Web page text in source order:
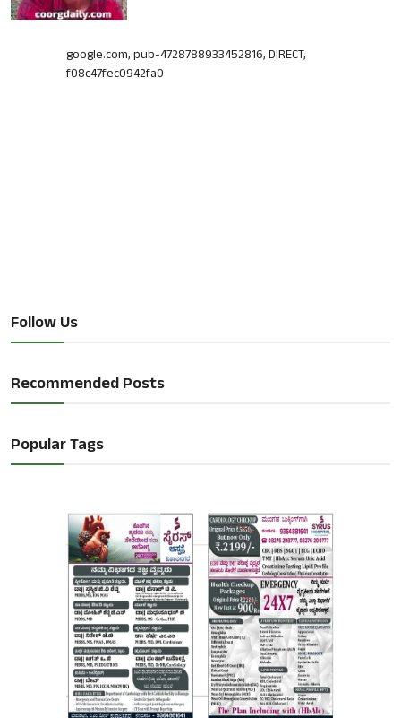
google.com, pub-4728788933452816, DIRECT,
f08c47fec0942fa0
Follow Us
Recommended Posts
Popular Tags